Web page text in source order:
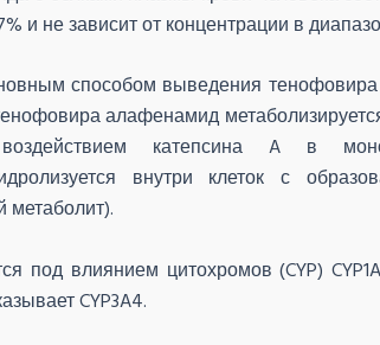
и не зависит от концентрации в
способом выведения
алафенамид
катепсина A в
внутри клеток с
влиянием цитохромов (CYP)
CYP3A4.